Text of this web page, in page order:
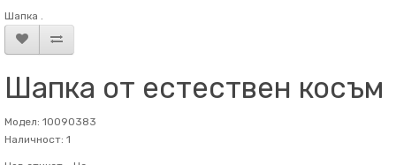
Шапка .
Шапка от естествен косъм
Модел: 10090383
Наличност: 1